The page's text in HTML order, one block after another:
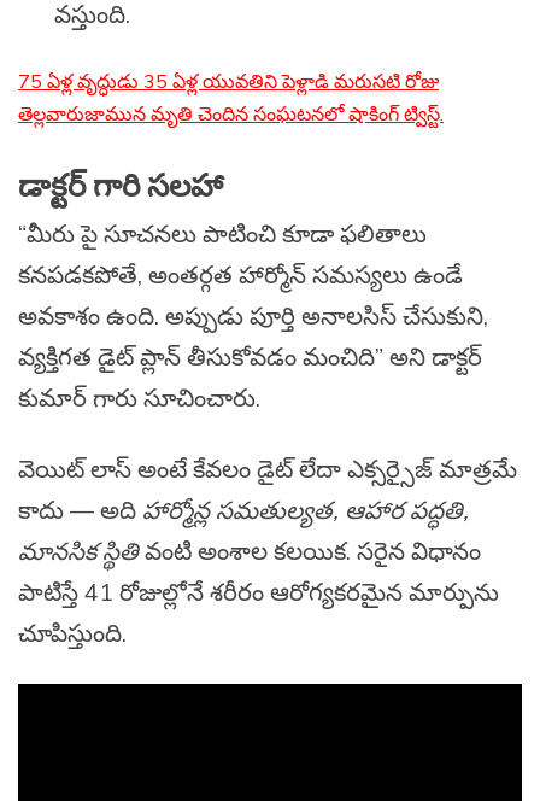
వస్తుంది.
75 ఏళ్ల వృద్ధుడు 35 ఏళ్ల యువతిని పెళ్లాడి మరుసటి రోజు
తెల్లవారుజామున మృతి చెందిన సంఘటనలో షాకింగ్ ట్విస్ట్.
డాక్టర్ గారి సలహా
“మీరు పై సూచనలు పాటించి కూడా ఫలితాలు
కనపడకపోతే, అంతర్గత హార్మోన్ సమస్యలు ఉండే
అవకాశం ఉంది. అప్పుడు పూర్తి అనాలసిస్ చేసుకుని,
వ్యక్తిగత డైట్ ప్లాన్ తీసుకోవడం మంచిది” అని డాక్టర్
కుమార్ గారు సూచించారు.
వెయిట్ లాస్ అంటే కేవలం డైట్ లేదా ఎక్సర్సైజ్ మాత్రమే
కాదు — అది హార్మోన్ల సమతుల్యత, ఆహార పద్ధతి,
మానసిక స్థితివంటి అంశాల కలయిక. సరైన విధానం
పాటిస్తే 41 రోజుల్లోనే శరీరం ఆరోగ్యకరమైన మార్పును
చూపిస్తుంది.